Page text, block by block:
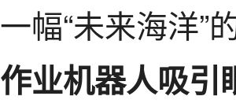
一幅“未来海洋”
作业机器人吸引